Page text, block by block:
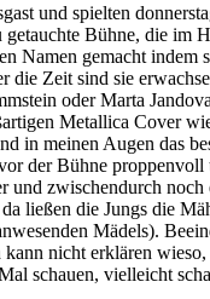
und spielten
getauchte Bühne, die
Namen gemacht
die Zeit sind sie
oder Marta
Metallica Cover
in meinen Augen
der Bühne
zwischendurch noch
ließen die Jungs die
Mädels).
nicht erklären
schauen, vielleicht